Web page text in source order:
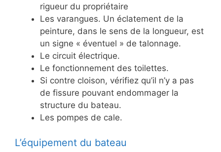
rigueur du propriétaire
Les varangues. Un éclatement de la
peinture, dans le sens de la longueur, est
un signe « éventuel » de talonnage.
Le circuit électrique.
Le fonctionnement des toilettes.
Si contre cloison, vérifiez qu’il n’y a pas
de fissure pouvant endommager la
structure du bateau.
Les pompes de cale.
L’équipement du bateau